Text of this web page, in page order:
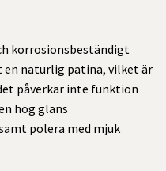
korrosionsbeständigt
en naturlig patina, vilket är
påverkar inte funktion
hög glans
polera med mjuk